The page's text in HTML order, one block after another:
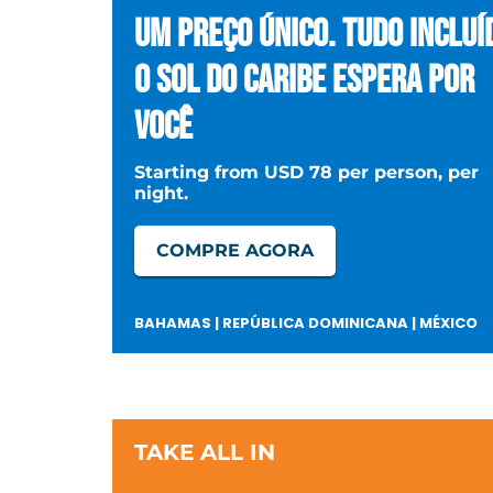
Um preço único. Tudo
o sol do caribe espera por
você
Starting from USD 78 per person, per
night.
BAHAMAS | REPÚBLICA DOMINICANA | MÉXICO
COMPRE AGORA
TAKE ALL IN